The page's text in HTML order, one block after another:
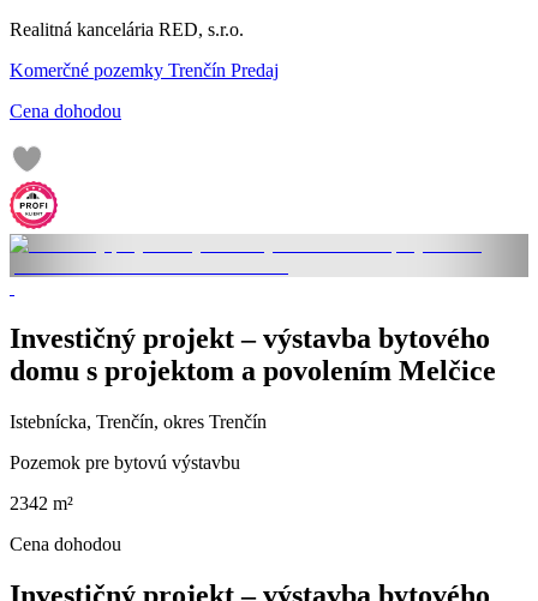
Realitná kancelária RED, s.r.o.
Komerčné pozemky Trenčín Predaj
Cena dohodou
Investičný projekt – výstavba bytového
domu s projektom a povolením Melčice
Istebnícka, Trenčín, okres Trenčín
Pozemok pre bytovú výstavbu
2342 m²
Cena dohodou
Investičný projekt – výstavba bytového